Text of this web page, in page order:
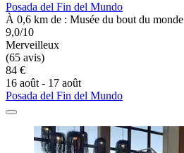
Posada del Fin del Mundo
À 0,6 km de : Musée du bout du monde
9,0/10
Merveilleux
(65 avis)
84 €
16 août - 17 août
Posada del Fin del Mundo